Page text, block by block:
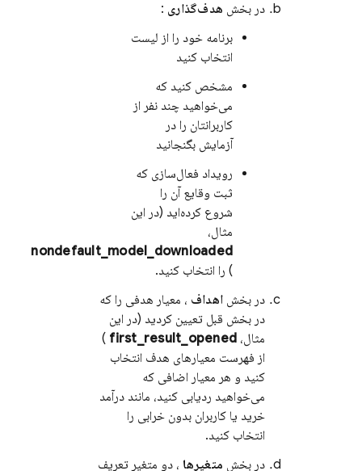
در بخش هدف‌گذاری :
برنامه خود را از لیست
انتخاب کنید
مشخص کنید که
می‌خواهید چند نفر از
کاربرانتان را در
آزمایش بگنجانید
رویداد فعال‌سازی که
ثبت وقایع آن را
شروع کرده‌اید (در این
مثال،
nondefault_model_downloaded
) را انتخاب کنید.
در بخش اهداف ، معیار هدفی را که
در بخش قبل تعیین کردید (در این
مثال، first_result_opened
)
از فهرست معیارهای هدف انتخاب
کنید و هر معیار اضافی که
می‌خواهید ردیابی کنید، مانند درآمد
خرید یا کاربران بدون خرابی را
انتخاب کنید.
در بخش متغیرها ، دو متغیر تعریف